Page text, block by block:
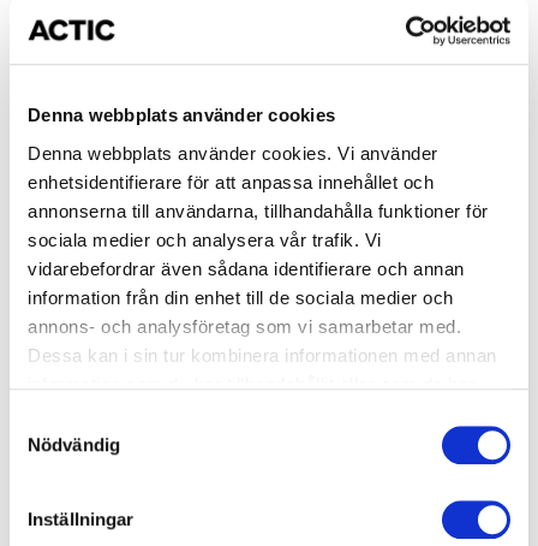
Denna webbplats använder cookies
Denna webbplats använder cookies. Vi använder
enhetsidentifierare för att anpassa innehållet och
annonserna till användarna, tillhandahålla funktioner för
sociala medier och analysera vår trafik. Vi
vidarebefordrar även sådana identifierare och annan
information från din enhet till de sociala medier och
annons- och analysföretag som vi samarbetar med.
Dessa kan i sin tur kombinera informationen med annan
Nödvändig
Inställningar
BODYJAM®
house- och drum'n'bas-låtarna till en
dansupplevelse utöver det vanliga. Dansstegen lärs
ut stegvis för att därefter sättas ihop till en
pulshöjande serie av coola dansrörelser som får dig
att släppa allt.
Boka pass
Din instruktör guidar dig genom uppvärmningen med
enklare danssteg. Efter det är du redo för nästa steg,
loss!! Ha roligt och svettas! Vi avslutar med att varva